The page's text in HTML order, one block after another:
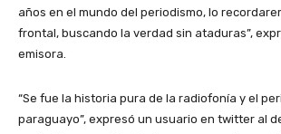
años en el mundo del periodismo, lo
frontal, buscando la verdad sin ataduras”,
emisora.
“Se fue la historia pura de la radiofonía y el
paraguayo”, expresó un usuario en twitter al